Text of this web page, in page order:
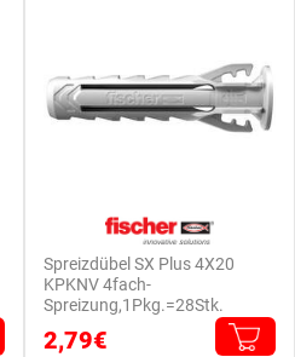
Spreizdübel SX Plus 4X20
KPKNV 4fach-
Spreizung,1Pkg.=28Stk.
2,79€